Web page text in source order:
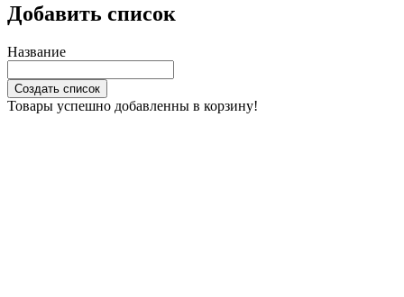
Добавить список
Название
Создать список
Товары успешно добавленны в корзину!